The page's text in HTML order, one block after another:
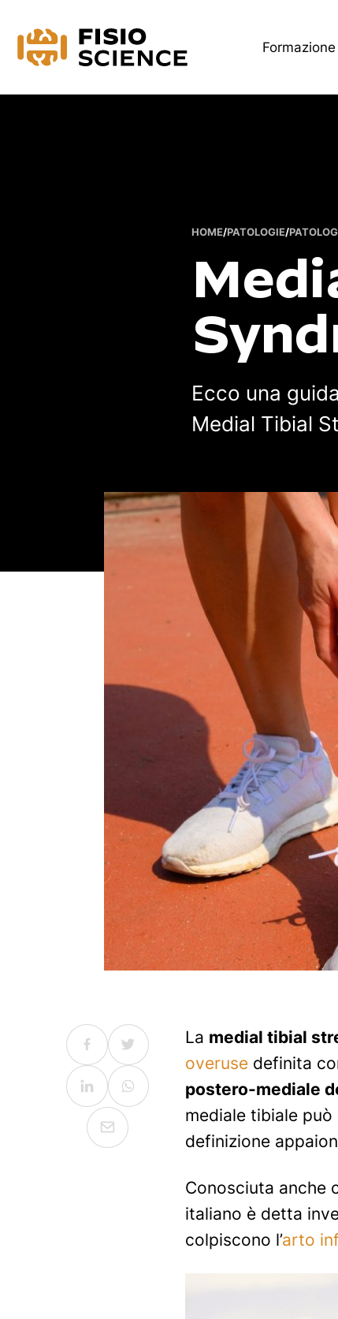
FisioScienceFormazione
HOME/PATOLOGIE/
Ecco una
Medial Tibial
La medial tibial
overusedefinita
postero-mediale
mediale tibiale
definizione
Conosciuta anche
italiano è detta
colpiscono l’arto